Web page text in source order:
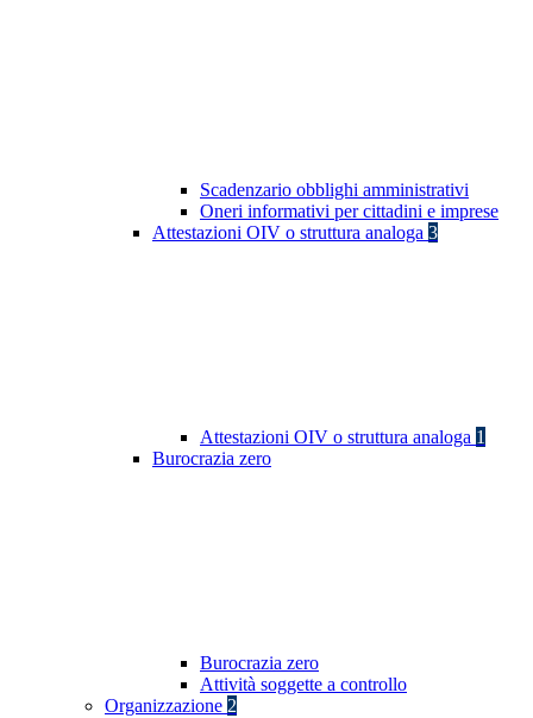
Scadenzario obblighi amministrativi
Oneri informativi per cittadini e imprese
Attestazioni OIV o struttura analoga 3
Attestazioni OIV o struttura analoga 1
Burocrazia zero
Burocrazia zero
Attività soggette a controllo
Organizzazione 2